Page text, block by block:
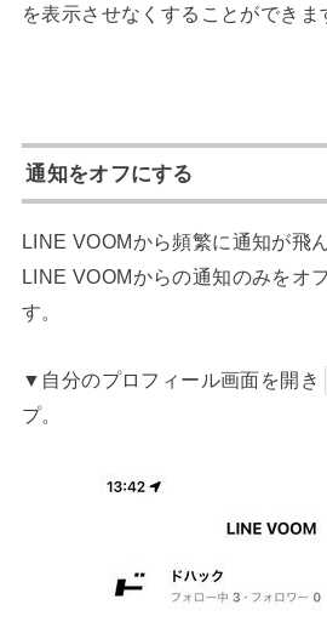
を表示させなくすることができま
通知をオフにする
LINE VOOMから頻繁に通知が飛
LINE VOOMからの通知のみをオ
す。
▼自分のプロフィール画面を開き
プ。